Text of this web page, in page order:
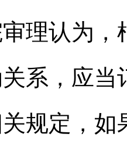
认为，
系，应
规定，